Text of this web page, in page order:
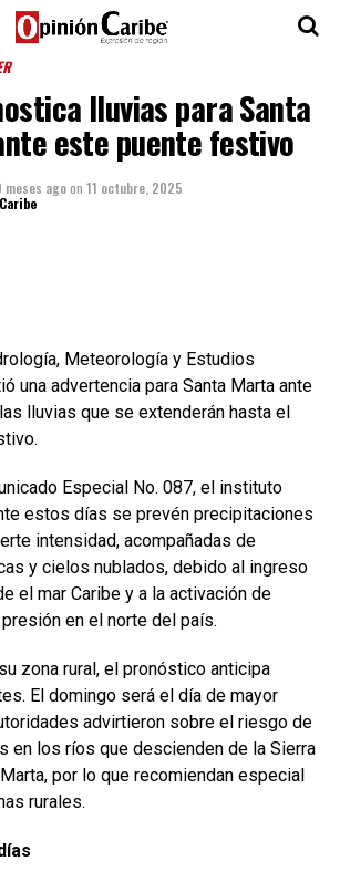
lluvias para Santa
este puente festivo
meses agoon 11 octubre, 2025
Meteorología y Estudios
una advertencia para Santa Marta ante
lluvias que se extenderán hasta el
Especial No. 087, el instituto
estos días se prevén precipitaciones
intensidad, acompañadas de
y cielos nublados, debido al ingreso
el mar Caribe y a la activación de
en el norte del país.
zona rural, el pronóstico anticipa
El domingo será el día de mayor
advirtieron sobre el riesgo de
en los ríos que descienden de la Sierra
por lo que recomiendan especial
rurales.